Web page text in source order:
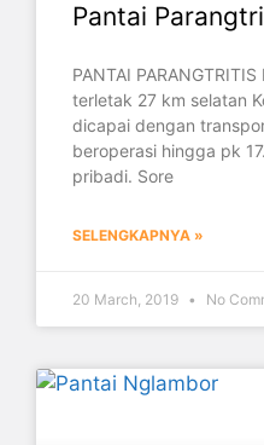
Pantai
PANTAI
terletak 27 km selatan
dicapai dengan
beroperasi hingga pk
pribadi. Sore
SELENGKAPNYA »
20 March, 2019 No